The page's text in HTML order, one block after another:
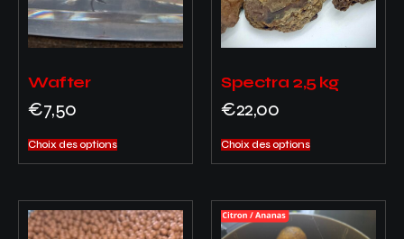
Wafter
€7,50
Choix des options
Spectra 2,5 kg
€22,00
Choix des options